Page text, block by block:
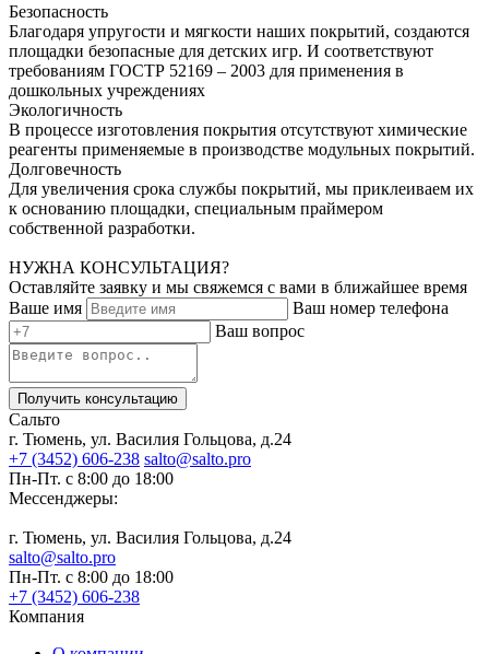
Безопасность
Благодаря упругости и мягкости наших покрытий, создаются
площадки безопасные для детских игр. И соответствуют
требованиям ГОСТР 52169 – 2003 для применения в
дошкольных учреждениях
Экологичность
В процессе изготовления покрытия отсутствуют химические
реагенты применяемые в производстве модульных покрытий.
Долговечность
Для увеличения срока службы покрытий, мы приклеиваем их
к основанию площадки, специальным праймером
собственной разработки.
НУЖНА КОНСУЛЬТАЦИЯ?
Оставляйте заявку и мы свяжемся с вами в ближайшее время
Ваше имя
Ваш номер телефона
Ваш вопрос
Получить консультацию
Сальто
г. Тюмень, ул. Василия Гольцова, д.24
+7 (3452) 606-238 salto@salto.pro
Пн-Пт. с 8:00 до 18:00
Мессенджеры:
г. Тюмень, ул. Василия Гольцова, д.24
salto@salto.pro
Пн-Пт. с 8:00 до 18:00
+7 (3452) 606-238
Компания